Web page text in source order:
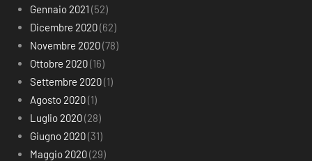
Gennaio 2021 (52)
Dicembre 2020(62)
Novembre 2020(78)
Ottobre 2020(16)
Settembre 2020(1)
Agosto 2020(1)
Luglio 2020(28)
Giugno 2020(31)
Maggio 2020(29)